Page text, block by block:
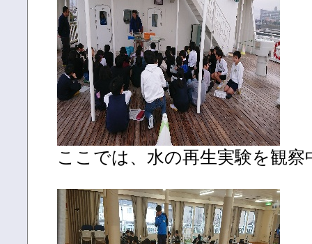
ここでは、水の再生実験を観察